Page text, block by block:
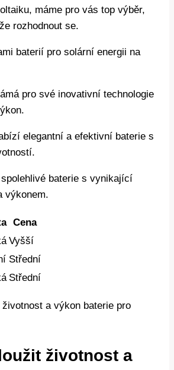
máme pro vás top výběr,
rozhodnout se.
baterií pro solární energii na
pro své inovativní technologie
elegantní a efektivní baterie s
baterie s vynikající
výkonem.
Cena
Vyšší
Střední
Střední
životnost a